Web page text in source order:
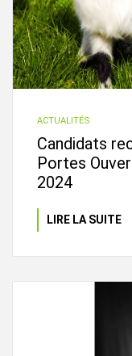
ACTUALITÉS
Candidats
Portes
2024
LIRE LA SUITE